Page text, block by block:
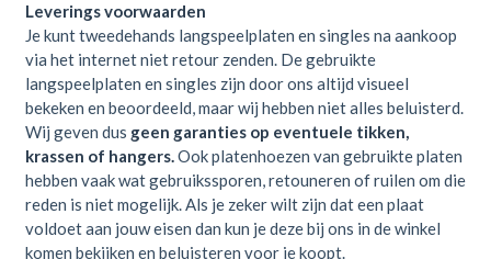
Leverings voorwaarden
Je kunt tweedehands langspeelplaten en singles na aankoop
via het internet niet retour zenden. De gebruikte
langspeelplaten en singles zijn door ons altijd visueel
bekeken en beoordeeld, maar wij hebben niet alles beluisterd.
Wij geven dus geen garanties op eventuele tikken,
krassen of hangers.Ook platenhoezen van gebruikte platen
hebben vaak wat gebruikssporen, retouneren of ruilen om die
reden is niet mogelijk. Als je zeker wilt zijn dat een plaat
voldoet aan jouw eisen dan kun je deze bij ons in de winkel
komen bekijken en beluisteren voor je koopt.